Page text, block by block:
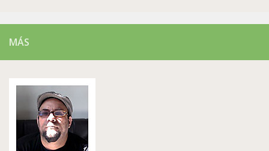
MÁS